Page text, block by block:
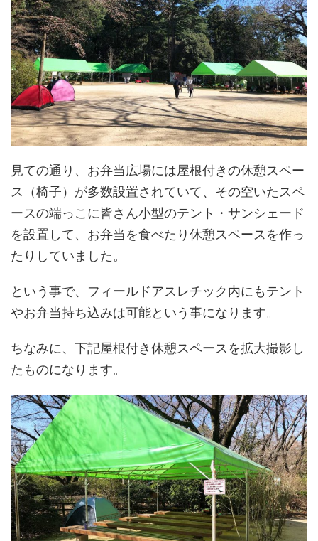
見ての通り、お弁当広場には屋根付きの休憩スペー
ス（椅子）が多数設置されていて、その空いたスペ
ースの端っこに皆さん小型のテント・サンシェード
を設置して、お弁当を食べたり休憩スペースを作っ
たりしていました。
という事で、フィールドアスレチック内にもテント
やお弁当持ち込みは可能という事になります。
ちなみに、下記屋根付き休憩スペースを拡大撮影し
たものになります。